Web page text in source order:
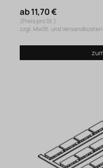
ab 11,70 €
(Preis pro St.)
zzgl. MwSt. und Versandkosten